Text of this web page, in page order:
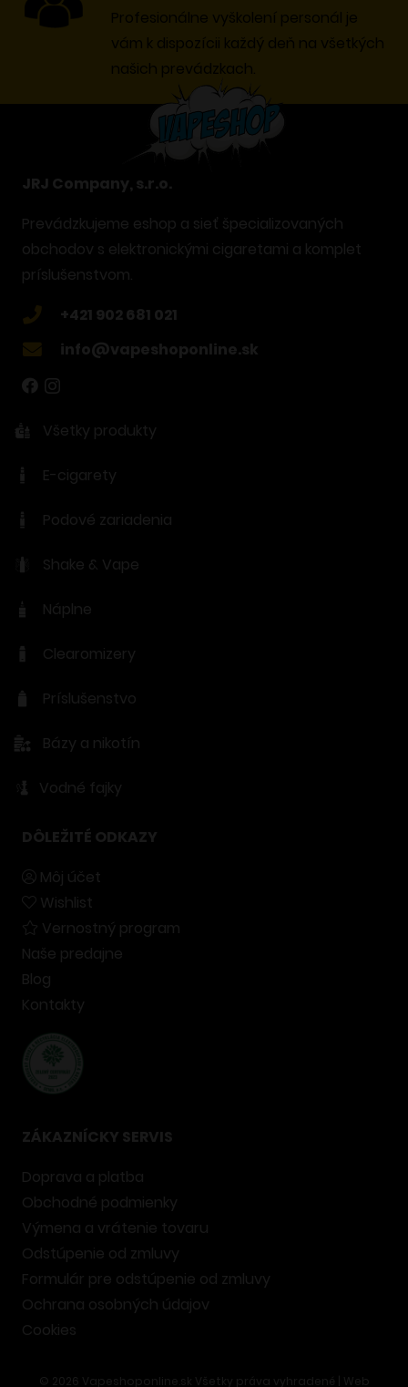
Profesionálne vyškolení personál je
vám k dispozícii každý deň na všetkých
našich prevádzkach.
JRJ Company, s.r.o.
Prevádzkujeme eshop a sieť špecializovaných
obchodov s elektronickými cigaretami a komplet
príslušenstvom.
+421 902 681 021
info@vapeshoponline.sk
Všetky produkty
E-cigarety
Podové zariadenia
Shake & Vape
Náplne
Clearomizery
Príslušenstvo
Bázy a nikotín
Vodné fajky
DÔLEŽITÉ ODKAZY
Môj účet
Wishlist
Vernostný program
Naše predajne
Blog
Kontakty
ZÁKAZNÍCKY SERVIS
Doprava a platba
Obchodné podmienky
Výmena a vrátenie tovaru
Odstúpenie od zmluvy
Formulár pre odstúpenie od zmluvy
Ochrana osobných údajov
Cookies
© 2026 Vapeshoponline.sk Všetky práva vyhradené | Web